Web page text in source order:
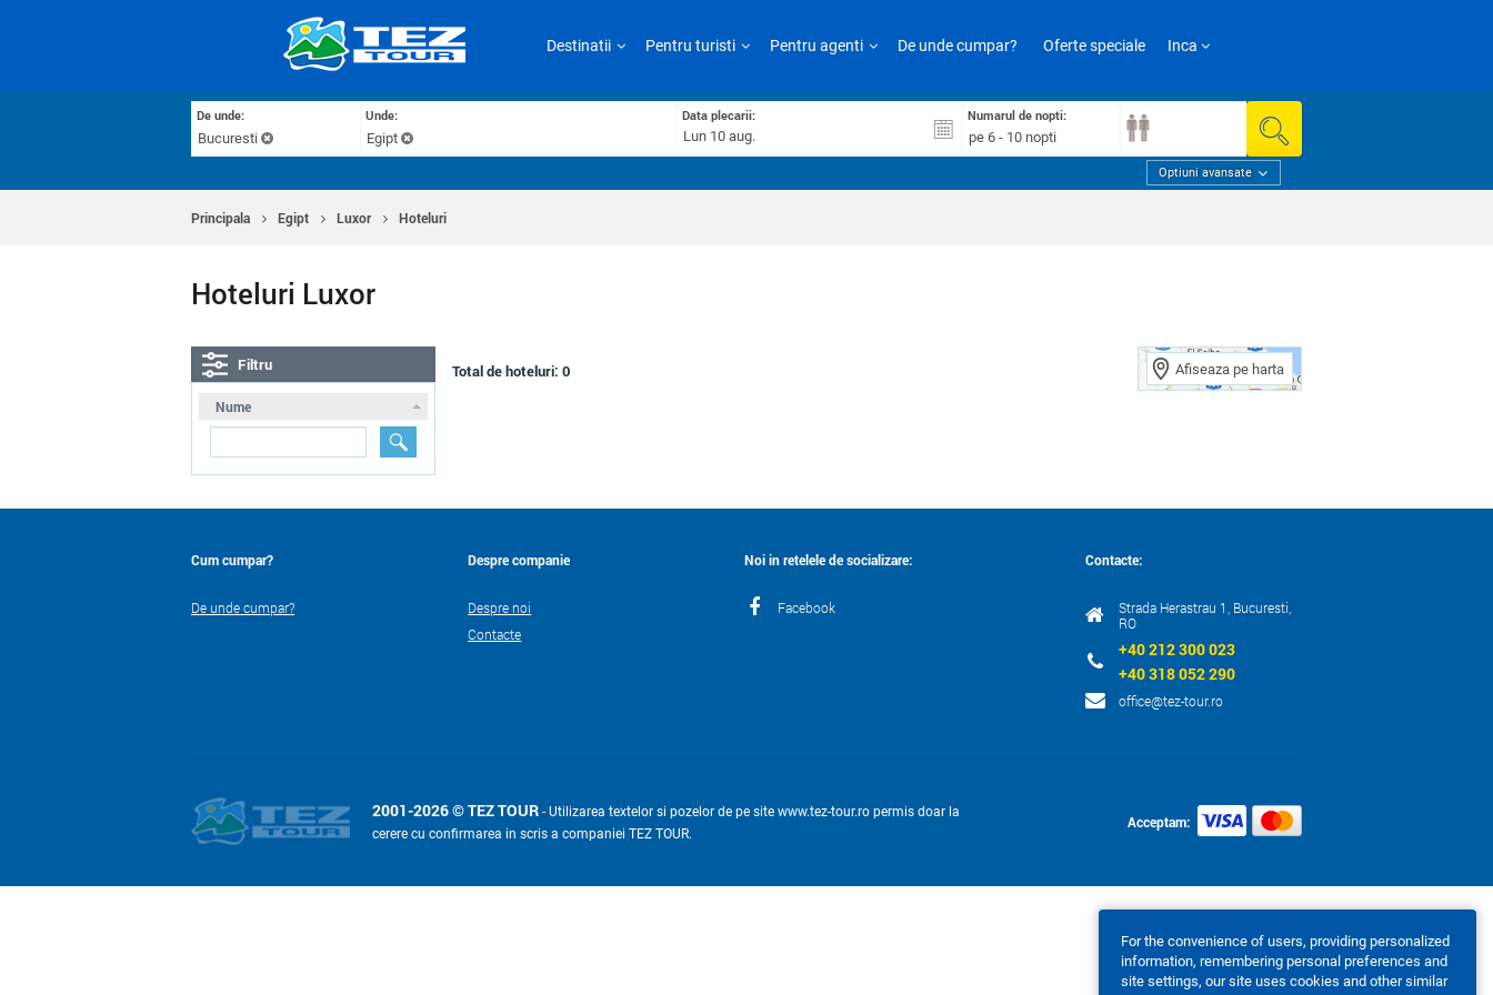
Destinatii Pentru turisti Pentru agenti De unde cumpar? Oferte speciale Inca
De unde:
Bucuresti
Unde:
Egipt
Data plecarii:
Numarul de nopti:
pe 6 - 10 nopti
Optiuni avansate
Principala Egipt Luxor Hoteluri
Hoteluri Luxor
Filtru
Nume
Total de hoteluri: 0 Afiseaza pe harta
Cum cumpar?
De unde cumpar?
Despre companie
Despre noi
Contacte
Noi in retelele de socializare:
Facebook
Contacte:
Strada Herastrau 1, Bucuresti,
RO
+40 212 300 023
+40 318 052 290
office@tez-tour.ro
2001-2026 © TEZ TOUR - Utilizarea textelor si pozelor de pe site www.tez-tour.ro permis doar la
cerere cu confirmarea in scris a companiei TEZ TOUR.
Acceptam:
For the convenience of users, providing personalized
information, remembering personal preferences and
site settings, our site uses cookies and other similar